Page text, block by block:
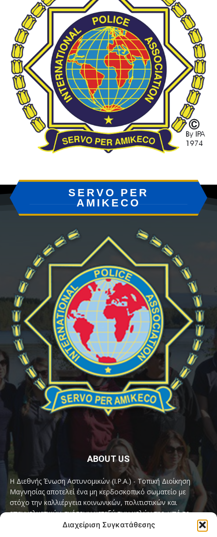
Διαχείριση Συγκατάθεσης
SERVO PER
AMIKECO
ABOUT US
Η Διεθνής Ένωση Αστυνομικών (I.P.A.) - Τοπική Διοίκηση
Μαγνησίας αποτελεί ένα μη κερδοσκοπικό σωματείο με
στόχο την καλλιέργεια κοινωνικών, πολιτιστικών και
επαγγελματικών σχέσεων μεταξύ των μελών της, υπό το
παγκόσμιο σύνθημα «Servo per Amikeco» (Υπηρετώ δια της